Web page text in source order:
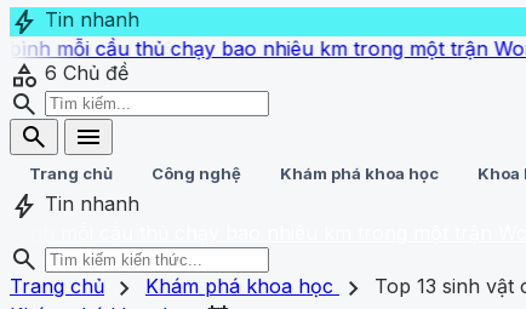
bolt Tin nhanh
thủ chạy bao nhiêu km trong một trận World Cup?›
category 6 Chủ đề
search
search
menu
Trang chủ Công nghệ Khám phá khoa học Khoa
bolt Tin nhanh
search
homeTrang chủ
search close
Trang chủ chevron_right Khám phá khoa học chevron_right
Top 13 sinh vật